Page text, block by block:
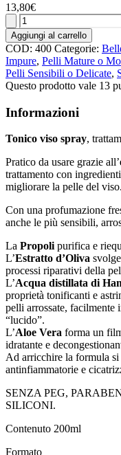
13,80€
Tonico
Viso
Spray
quantità
Aggiungi al carrello
COD: 400 Categorie:
Impure, Pelli Mature o
Pelli Sensibili o Delicate,
Questo prodotto vale 13
Informazioni
Tonico viso spray,
Pratico da usare grazie all’
trattamento con
migliorare la pelle del viso.
Con una profumazione
anche le più sensibili,
La Propoli purifica e
L’Estratto d’Oliva
processi riparativi della
L’Acqua distillata di
proprietà tonificanti e
pelli arrossate, facilmente
“lucido”.
L’Aloe Vera forma un
idratante e
Ad arricchire la formula
antinfiammatorie e
SENZA PEG,
SILICONI.
Contenuto 200ml
Formato